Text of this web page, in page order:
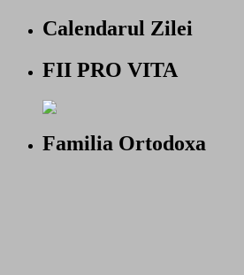
Calendarul Zilei
FII PRO VITA
Familia Ortodoxa